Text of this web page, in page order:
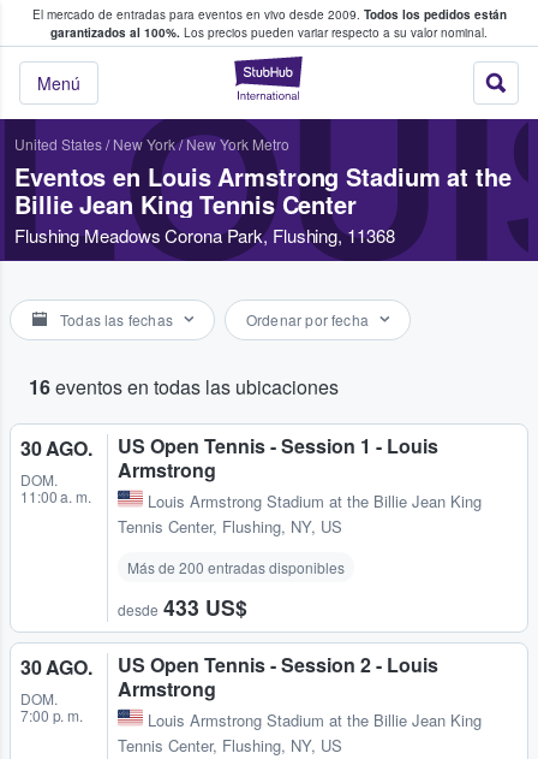
El mercado de entradas para eventos en vivo desde 2009. Todos los pedidos están
garantizados al 100%. Los precios pueden variar respecto a su valor nominal.
StubHub:
Menú
y venta de entradas entre fans
United States/ New York/New York Metro
Eventos en Louis Armstrong Stadium at the
Billie Jean King Tennis Center
Flushing Meadows Corona Park, Flushing, 11368
Todas las fechas Ordenar por fecha
16eventos en todas las ubicaciones
30 AGO.
DOM.
11:00 a. m.
US Open Tennis - Session 1 - Louis
Armstrong
Louis Armstrong Stadium at the Billie Jean King
Tennis Center, Flushing, NY, US
Más de 200 entradas disponibles
desde 433 US$
30 AGO.
DOM.
7:00 p. m.
US Open Tennis - Session 2 - Louis
Armstrong
Louis Armstrong Stadium at the Billie Jean King
Tennis Center, Flushing, NY, US